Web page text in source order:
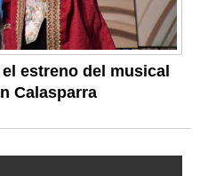
estreno del musical
Calasparra